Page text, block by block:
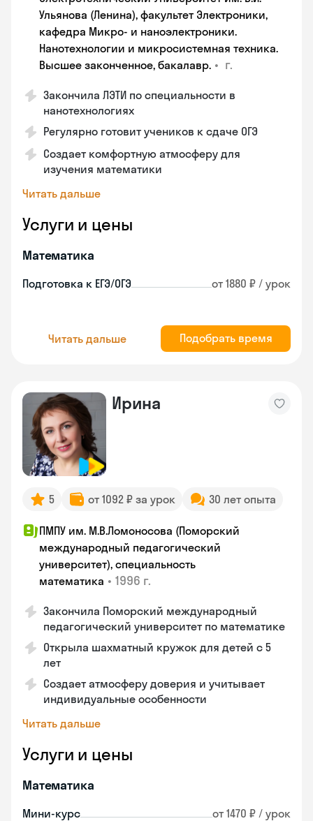
Ульянова (Ленина), факультет Электроники,
кафедра Микро- и наноэлектроники.
Нанотехнологии и микросистемная техника.
Высшее законченное, бакалавр. • г.
Закончила ЛЭТИ по специальности в
нанотехнологиях
Регулярно готовит учеников к сдаче ОГЭ
Создает комфортную атмосферу для
изучения математики
Читать дальше
Услуги и цены
Математика
Подготовка к ЕГЭ/ОГЭ от 1880 ₽ / урок
Читать дальше Подобрать время
Ирина
5 от 1092 ₽ за урок 30 лет опыта
ПМПУ им. М.В.Ломоносова (Поморский
международный педагогический
университет), специальность
математика • 1996 г.
Закончила Поморский международный
педагогический университет по математике
Открыла шахматный кружок для детей с 5
лет
Создает атмосферу доверия и учитывает
индивидуальные особенности
Читать дальше
Услуги и цены
Математика
Мини-курс от 1470 ₽ / урок